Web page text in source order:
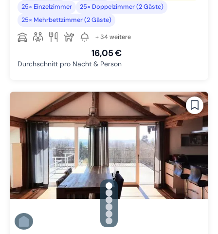
25× Einzelzimmer
25× Doppelzimmer (2 Gäste)
25× Mehrbettzimmer (2 Gäste)
+ 34 weitere
16,05 €
Durchschnitt pro Nacht & Person
gallery.slide_selector
Zu Slide 1 wechseln
Zu Slide 2 wechseln
Zu Slide 3 wechseln
Zu Slide 4 wechseln
Zu Slide 5 wechseln
Zu Slide 6 wechseln